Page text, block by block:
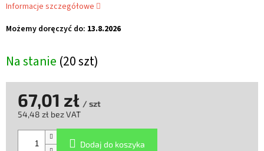
Na stanie (20 szt)
Możemy doręczyć do: 13.8.2026
Informacje szczegółowe
67,01 zł / szt
54,48 zł bez VAT
jednostkowa:
Dodaj do koszyka